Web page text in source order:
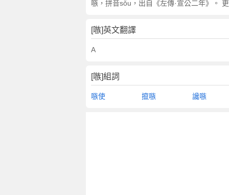
嗾，拼音sǒu，出自《左傳·宣公二年》。
[嗾]英文翻譯
A
[嗾]組詞
嗾使 攛嗾 讒嗾